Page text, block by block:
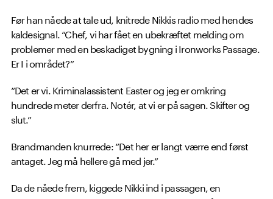
Før han nåede at tale ud, knitrede Nikkis radio med hendes
kaldesignal. “Chef, vi har fået en ubekræftet melding om
problemer med en beskadiget bygning i Ironworks Passage.
Er I i området?”
“Det er vi. Kriminalassistent Easter og jeg er omkring
hundrede meter derfra. Notér, at vi er på sagen. Skifter og
slut.”
Brandmanden knurrede: “Det her er langt værre end først
antaget. Jeg må hellere gå med jer.”
Da de nåede frem, kiggede Nikki ind i passagen, en